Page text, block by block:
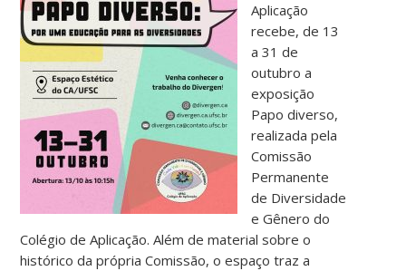
Aplicação
recebe, de 13
a 31 de
outubro a
exposição
Papo diverso,
realizada pela
Comissão
Permanente
de Diversidade
e Gênero do
Colégio de Aplicação. Além de material sobre o
histórico da própria Comissão, o espaço traz a